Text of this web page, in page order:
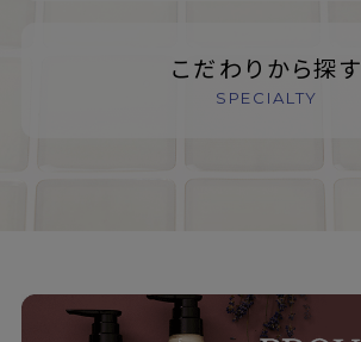
こだわりから探す
SPECIALTY